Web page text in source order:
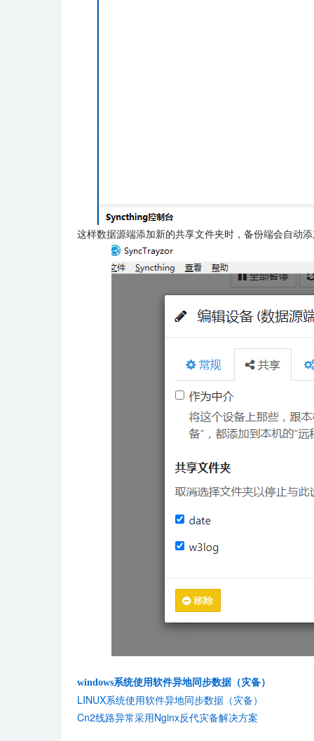
这样数据源端添加新的共享文件夹时，备份端会自动
windows系统使用软件异地同步数据（灾备）
LINUX系统使用软件异地同步数据（灾备）
Cn2线路异常采用Nginx反代灾备解决方案